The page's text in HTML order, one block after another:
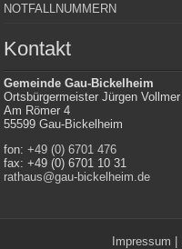
NOTFALLNUMMERN
Kontakt
Gemeinde Gau-Bickelheim
Ortsbürgermeister Jürgen Vollmer
Am Römer 4
55599 Gau-Bickelheim
fon:+49 (0) 6701 476
fax: +49 (0) 6701 10 31
rathaus@gau-bickelheim.de
Impressum